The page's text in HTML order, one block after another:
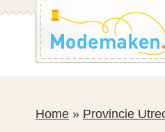
Home » Provincie